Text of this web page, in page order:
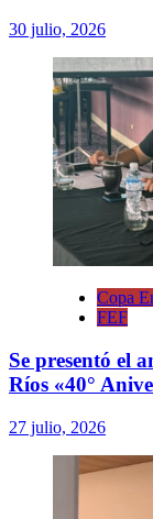
30 julio, 2026
Copa
FEF
Se presentó el
Ríos «40°
27 julio, 2026